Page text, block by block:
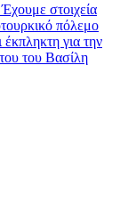
στοιχεία
πόλεμο
για την
του Βασίλη